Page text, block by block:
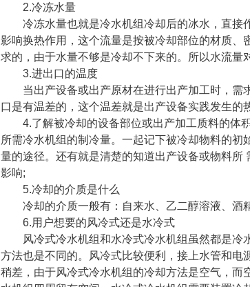
2.冷冻水量
冷冻水量也就是冷水机组冷却后的冰水，直接
影响换热作用，这个流量是按被冷却部位的材质
求的，由于水量不够是冷却不下来的。所以水流
3.进出口的温度
当出产设备或出产原材在进行出产加工时，需
口是有温差的，这个温差就是出产设备实践发生
4.了解被冷却的设备部位或出产加工质料的体
所需冷水机组的制冷量。一起记下被冷却物料的
量的途径。还有就是清楚的知道出产设备或物料
影响;
5.冷却的介质是什么
冷却的介质一般有：自来水、乙二醇溶液、酒
6.用户想要的风冷式还是水冷式
风冷式冷水机组和水冷式冷水机组虽然都是冷
方法也是不同的。风冷式比较便利，接上水管和
稍差，由于风冷式冷水机组的冷却方法是空气，